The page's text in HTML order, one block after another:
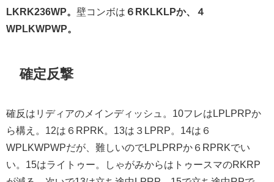
LKRK236WP。 壁コンボは ６RKLKLPか、４
WPLKWPWP。
確定反撃
確反はリディアのメインディッシュ。10フレはLPLPRPか
ら構え。12は６RPRK。13は３LPRP。14は６
WPLKWPWPだが、難しいのでLPLPRPか６RPRKでい
い。15はライトゥー。しゃがみからはトゥースマのRKRP